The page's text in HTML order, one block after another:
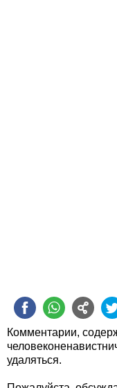
Комментарии,
удаляться.